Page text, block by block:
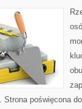
Strona poświęcona